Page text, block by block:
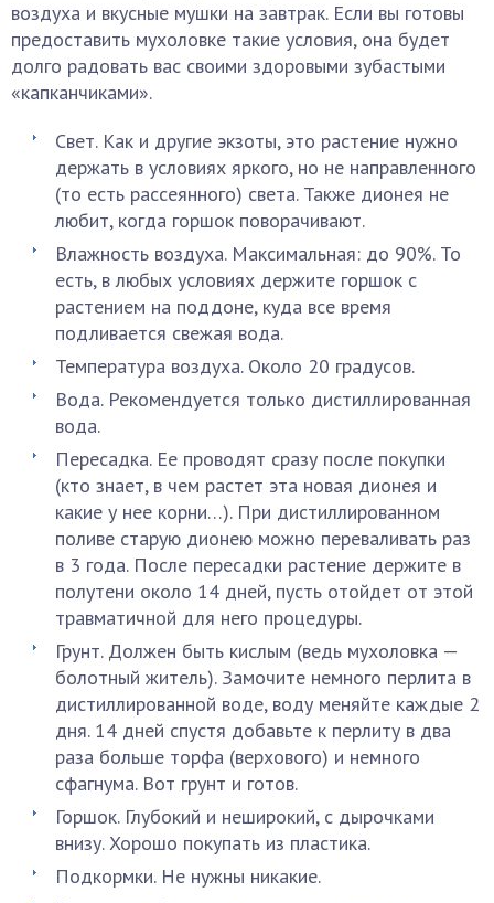
воздуха и вкусные мушки на завтрак. Если вы готовы
предоставить мухоловке такие условия, она будет
долго радовать вас своими здоровыми зубастыми
«капканчиками».
Свет. Как и другие экзоты, это растение нужно
держать в условиях яркого, но не направленного
(то есть рассеянного) света. Также дионея не
любит, когда горшок поворачивают.
Влажность воздуха. Максимальная: до 90%. То
есть, в любых условиях держите горшок с
растением на поддоне, куда все время
подливается свежая вода.
Температура воздуха. Около 20 градусов.
Вода. Рекомендуется только дистиллированная
вода.
Пересадка. Ее проводят сразу после покупки
(кто знает, в чем растет эта новая дионея и
какие у нее корни…). При дистиллированном
поливе старую дионею можно переваливать раз
в 3 года. После пересадки растение держите в
полутени около 14 дней, пусть отойдет от этой
травматичной для него процедуры.
Грунт. Должен быть кислым (ведь мухоловка —
болотный житель). Замочите немного перлита в
дистиллированной воде, воду меняйте каждые 2
дня. 14 дней спустя добавьте к перлиту в два
раза больше торфа (верхового) и немного
сфагнума. Вот грунт и готов.
Горшок. Глубокий и неширокий, с дырочками
внизу. Хорошо покупать из пластика.
Подкормки. Не нужны никакие.